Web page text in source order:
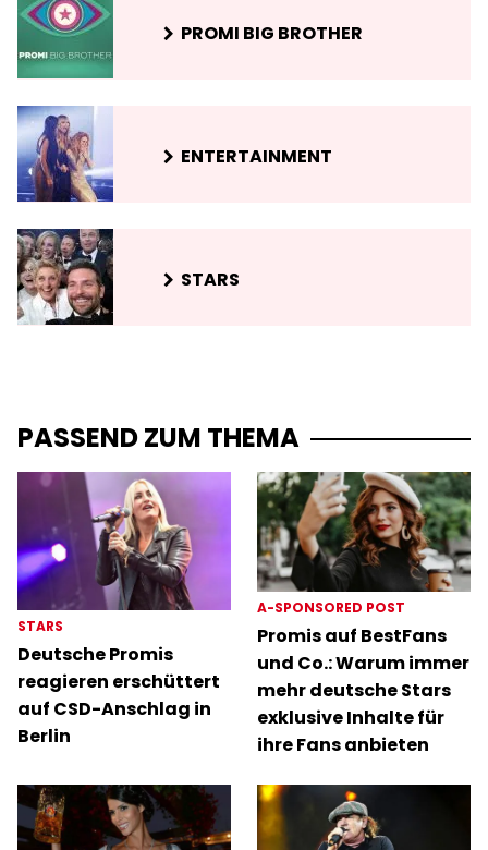
PROMI BIG BROTHER
ENTERTAINMENT
STARS
PASSEND ZUM THEMA
STARS
Deutsche Promis
reagieren erschüttert
auf CSD-Anschlag in
Berlin
A-SPONSORED POST
Promis auf BestFans
und Co.: Warum immer
mehr deutsche Stars
exklusive Inhalte für
ihre Fans anbieten